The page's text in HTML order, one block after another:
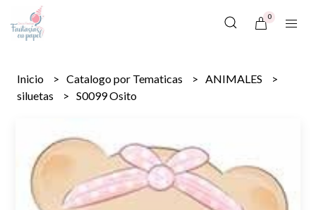
0
Inicio Catalogo por Tematicas
ANIMALES
siluetas
S0099 Osito